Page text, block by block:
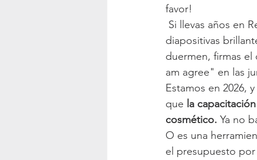
favor!
diapositivas
duermen, firmas
am agree" en las
Estamos en 2026,
que la
cosmético. Ya no
O es una
el presupuesto por